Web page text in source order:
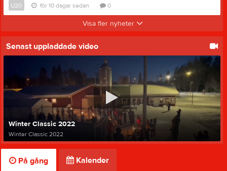
U20 för 10 dagar sedan 0
Visa fler nyheter
Senast uppladdade video
Winter Classic 2022
Winter Classic 2022
På gång Kalender